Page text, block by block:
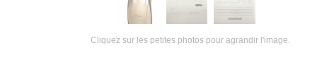
Cliquez sur les petites photos pour agrandir l'image.